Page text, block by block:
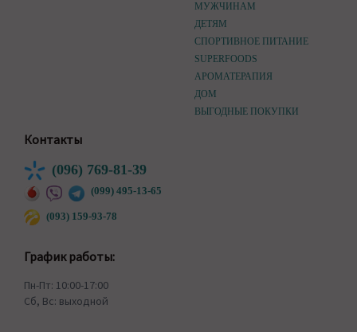
МУЖЧИНАМ
ДЕТЯМ
СПОРТИВНОЕ ПИТАНИЕ
SUPERFOODS
АРОМАТЕРАПИЯ
ДОМ
ВЫГОДНЫЕ ПОКУПКИ
Контакты
(096) 769-81-39
(099) 495-13-65
(093) 159-93-78
График работы:
Пн-Пт: 10:00-17:00
Сб, Вс: выходной